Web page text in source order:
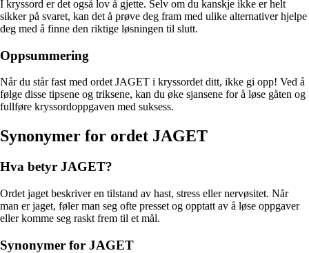
I kryssord er det også lov å gjette. Selv om du kanskje ikke er helt
sikker på svaret, kan det å prøve deg fram med ulike alternativer hjelpe
deg med å finne den riktige løsningen til slutt.
Oppsummering
Når du står fast med ordet JAGET i kryssordet ditt, ikke gi opp! Ved å
følge disse tipsene og triksene, kan du øke sjansene for å løse gåten og
fullføre kryssordoppgaven med suksess.
Synonymer for ordet JAGET
Hva betyr JAGET?
Ordet jaget beskriver en tilstand av hast, stress eller nervøsitet. Når
man er jaget, føler man seg ofte presset og opptatt av å løse oppgaver
eller komme seg raskt frem til et mål.
Synonymer for JAGET